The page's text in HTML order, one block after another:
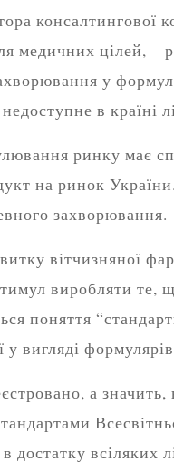
консалтингової
медичних цілей, –
у
в країні
ринку має
на ринок
захворювання.
вітчизняної
виробляти те,
поняття
у вигляді
а
достатку всіляких